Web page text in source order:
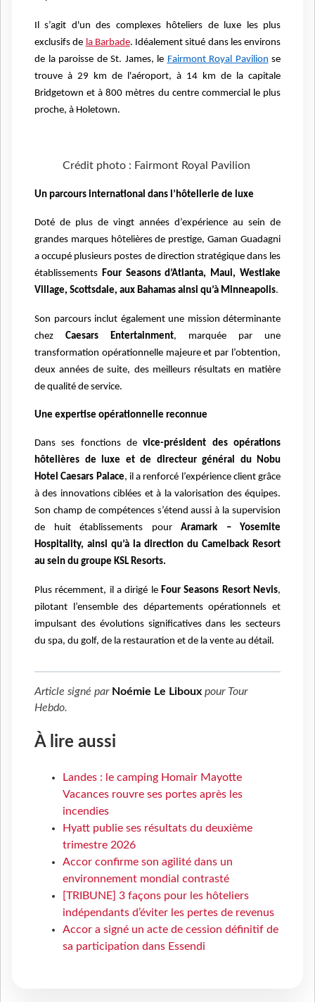
Il s’agit d'un des complexes hôteliers de luxe les plus
exclusifs de la Barbade. Idéalement situé dans les environs
de la paroisse de St. James, le Fairmont Royal Pavilion se
trouve à 29 km de l'aéroport, à 14 km de la capitale
Bridgetown et à 800 mètres du centre commercial le plus
proche, à Holetown.
Crédit photo : Fairmont Royal Pavilion
Un parcours international dans l’hôtellerie de luxe
Doté de plus de vingt années d’expérience au sein de
grandes marques hôtelières de prestige, Gaman Guadagni
a occupé plusieurs postes de direction stratégique dans les
établissements Four Seasons d’Atlanta, Maui, Westlake
Village, Scottsdale, aux Bahamas ainsi qu’à Minneapolis.
Son parcours inclut également une mission déterminante
chez Caesars Entertainment, marquée par une
transformation opérationnelle majeure et par l’obtention,
deux années de suite, des meilleurs résultats en matière
de qualité de service.
Une expertise opérationnelle reconnue
Dans ses fonctions device-président des opérations
hôtelières de luxe et de directeur général du Nobu
Hotel Caesars Palace, il a renforcé l’expérience client grâce
à des innovations ciblées et à la valorisation des équipes.
Son champ de compétences s’étend aussi à la supervision
de huit établissements pour Aramark – Yosemite
Hospitality, ainsi qu’à la direction du Camelback Resort
au sein du groupe KSL Resorts.
Plus récemment, il a dirigé le Four Seasons Resort Nevis,
pilotant l’ensemble des départements opérationnels et
impulsant des évolutions significatives dans les secteurs
du spa, du golf, de la restauration et de la vente au détail.
Article signé par Noémie Le Liboux pour Tour
Hebdo.
À lire aussi
Landes : le camping Homair Mayotte
Vacances rouvre ses portes après les
incendies
Hyatt publie ses résultats du deuxième
trimestre 2026
Accor confirme son agilité dans un
environnement mondial contrasté
[TRIBUNE] 3 façons pour les hôteliers
indépendants d’éviter les pertes de revenus
Accor a signé un acte de cession définitif de
sa participation dans Essendi